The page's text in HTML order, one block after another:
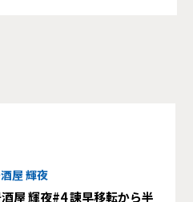
屋 輝夜
屋 輝夜#4 諫早移転から半